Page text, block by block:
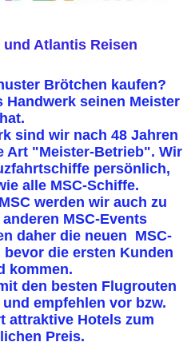
und Atlantis Reisen
Brötchen kaufen?
seinen Meister
hat.
sind wir nach 48 Jahren
Art "Meister-Betrieb". Wir
persönlich,
alle MSC-Schiffe.
werden wir auch zu
MSC-Events
daher die neuen MSC-
die ersten Kunden
kommen.
den besten Flugrouten
empfehlen vor bzw.
attraktive Hotels zum
Preis.